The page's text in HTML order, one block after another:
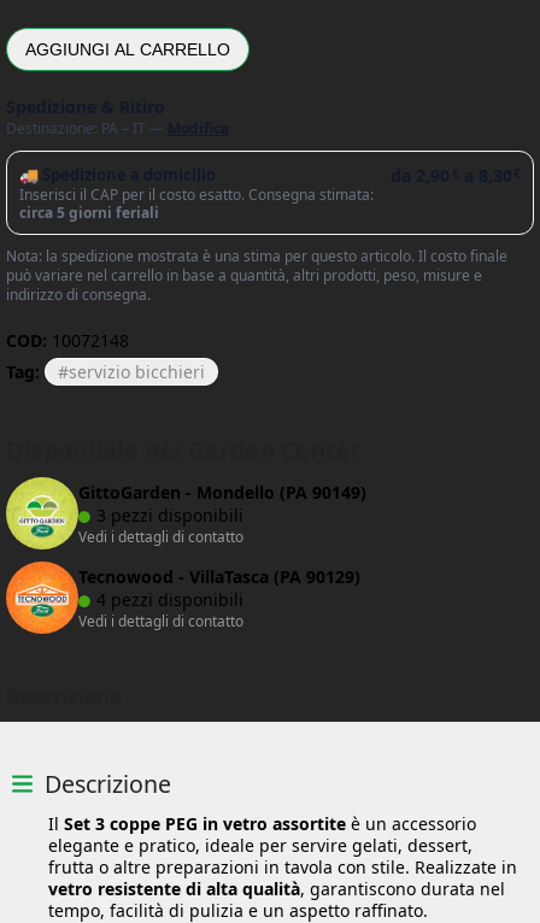
AGGIUNGI AL CARRELLO
Destinazione: PA – IT —
🚚 Spedizione a domicilio
Inserisci il CAP per il costo esatto. Consegna stimata:
circa 5 giorni feriali
Nota: la spedizione mostrata è una stima per questo articolo. Il costo finale
può variare nel carrello in base a quantità, altri prodotti, peso, misure e
indirizzo di consegna.
COD: 10072148
Tag:
servizio bicchieri
GittoGarden - Mondello (PA 90149)
3 pezzi disponibili
Vedi i dettagli di contatto
Tecnowood - VillaTasca (PA 90129)
4 pezzi disponibili
Vedi i dettagli di contatto
Descrizione
Il Set 3 coppe PEG in vetro assortite è un accessorio
elegante e pratico, ideale per servire gelati, dessert,
frutta o altre preparazioni in tavola con stile. Realizzate in
vetro resistente di alta qualità, garantiscono durata nel
tempo, facilità di pulizia e un aspetto raffinato.